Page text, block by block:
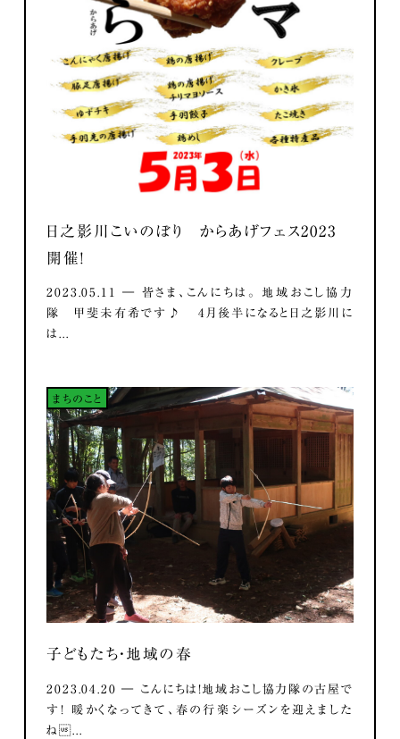
日之影川こいのぼり からあげフェス2023
開催！
2023.05.11 ― 皆さま、こんにちは。 地域おこし協力
隊 甲斐未有希です♪ 4月後半になると日之影川に
は...
まちのこと
子どもたち・地域の春
2023.04.20 ― こんにちは！地域おこし協力隊の古屋で
す！ 暖かくなってきて、春の行楽シーズンを迎えました
ね...